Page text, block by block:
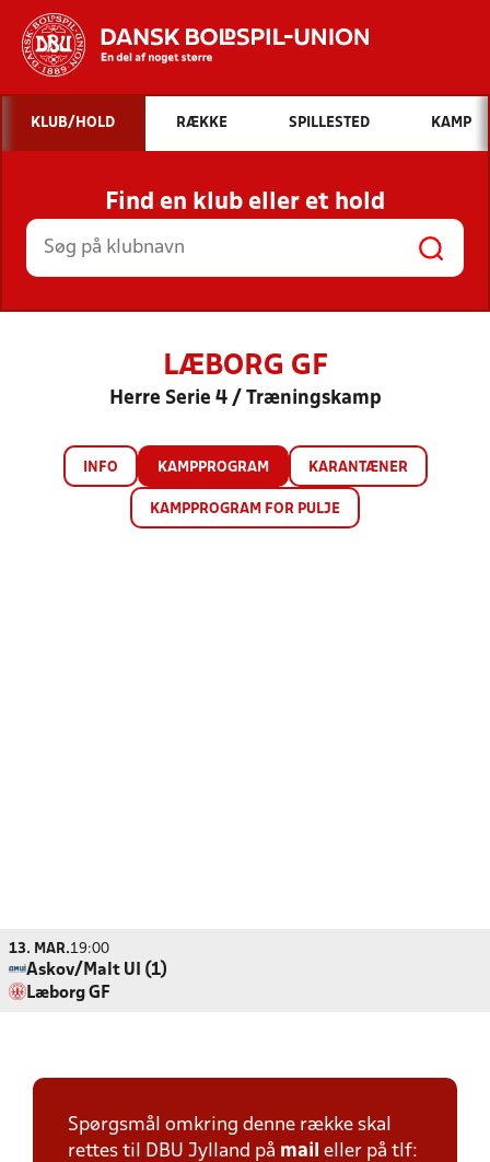
Hvad vil du søge efter?
INDHOLD OG NYHEDER
STILLINGER, RESULTATER, KLUBBER OG
HOLD
KLUB/HOLD RÆKKE SPILLESTED KAMP
Find en klub eller et hold
LÆBORG GF
Herre Serie 4 / Træningskamp
INFO KAMPPROGRAM KARANTÆNER
KAMPPROGRAM FOR PULJE
13. MAR.19:00
Askov/Malt UI (1)
Læborg GF
Spørgsmål omkring denne række skal
rettes til DBU Jylland på mail eller på tlf: